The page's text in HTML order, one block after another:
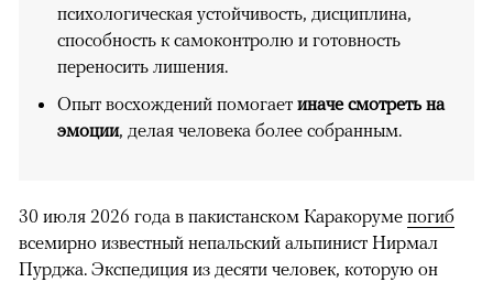
психологическая устойчивость, дисциплина,
способность к самоконтролю и готовность
переносить лишения.
Опыт восхождений помогает иначе смотреть на
эмоции, делая человека более собранным.
30 июля 2026 года в пакистанском Каракоруме погиб
всемирно известный непальский альпинист Нирмал
Пурджа. Экспедиция из десяти человек, которую он